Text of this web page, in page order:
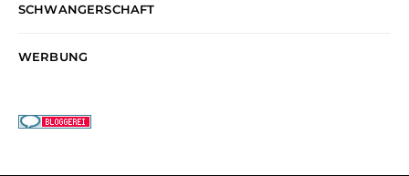
SCHWANGERSCHAFT
WERBUNG